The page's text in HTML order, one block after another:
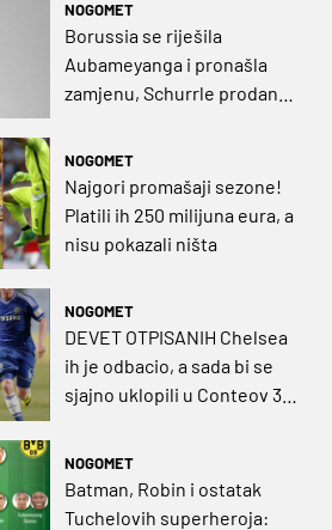
NOGOMET
Borussia se riješila
Aubameyanga i pronašla
zamjenu, Schurrle prodan
NOGOMET
Najgori promašaji sezone!
Platili ih 250 milijuna eura, a
nisu pokazali ništa
NOGOMET
DEVET OTPISANIH Chelsea
ih je odbacio, a sada bi se
sjajno uklopili u Conteov 3-
NOGOMET
Batman, Robin i ostatak
Tuchelovih superheroja: